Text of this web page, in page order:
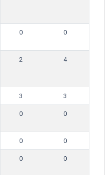
0 0
2 4
3 3
0 0
0 0
0 0